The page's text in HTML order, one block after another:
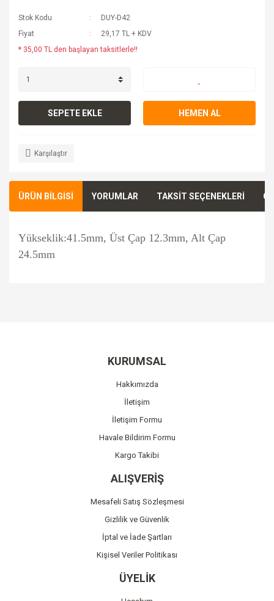
Stok Kodu
DUY-D42
Fiyat
29,17 TL + KDV
* 35,00 TL den başlayan taksitlerle!!
SEPETE EKLE HEMEN AL
Karşılaştır
ÜRÜN BİLGİSİ YORUMLAR TAKSİT SEÇENEKLERİ
Yükseklik:41.5mm, Üst Çap 12.3mm, Alt Çap
24.5mm
Ürün bilgilerinde hatalar bulunuyor.
Ürün fiyatı diğer sitelerden daha pahalı.
Bu ürüne benzer farklı alternatifler olmalı.
Gönder
KURUMSAL
Hakkımızda
İletişim
İletişim Formu
Havale Bildirim Formu
Kargo Takibi
ALIŞVERİŞ
Mesafeli Satış Sözleşmesi
Gizlilik ve Güvenlik
İptal ve İade Şartları
Kişisel Veriler Politikası
ÜYELİK